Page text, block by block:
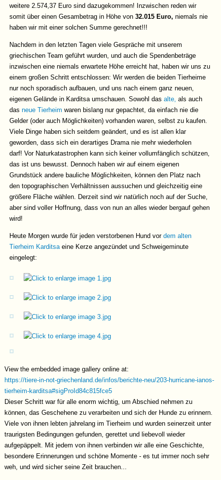
weitere 2.574,37 Euro sind dazugekommen! Inzwischen reden wir
somit über einen Gesambetrag in Höhe von32.015 Euro,niemals nie
haben wir mit einer solchen Summe gerechnet!!!
Nachdem in den letzten Tagen viele Gespräche mit unserem
griechischen Team geführt wurden, und auch die Spendenbeträge
inzwischen eine niemals erwartete Höhe erreicht hat, haben wir uns zu
einem großen Schritt entschlossen: Wir werden die beiden Tierheime
nur noch sporadisch aufbauen, und uns nach einem ganz neuen,
eigenen Gelände in Karditsa umschauen. Sowohl dasalte, als auch
dasneue Tierheim waren bislang nur gepachtet, da einfach nie die
Gelder (oder auch Möglichkeiten) vorhanden waren, selbst zu kaufen.
Viele Dinge haben sich seitdem geändert, und es ist allen klar
geworden, dass sich ein derartiges Drama nie mehr wiederholen
darf! Vor Naturkatastrophen kann sich keiner vollumfänglich schützen,
das ist uns bewusst. Dennoch haben wir auf einem eigenen
Grundstück andere bauliche Möglichkeiten, können den Platz nach
den topographischen Verhältnissen aussuchen und gleichzeitig eine
größere Fläche wählen. Derzeit sind wir natürlich noch auf der Suche,
aber sind voller Hoffnung, dass von nun an alles wieder bergauf gehen
wird!
Heute Morgen wurde für jeden verstorbenen Hund vordem alten
Tierheim Karditsaeine Kerze angezündet und Schweigeminute
eingelegt:
View the embedded image gallery online at:
https://tiere-in-not-griechenland.de/infos/berichte-neu/203-hurricane-ianos-
tierheim-karditsa#sigProId84c815fce5
Dieser Schritt war für alle enorm wichtig, um Abschied nehmen zu
können, das Geschehene zu verarbeiten und sich der Hunde zu erinnern.
Viele von ihnen lebten jahrelang im Tierheim und wurden seinerzeit unter
traurigsten Bedingungen gefunden, gerettet und liebevoll wieder
aufgepäppelt. Mit jedem von ihnen verbinden wir alle eine Geschichte,
besondere Erinnerungen und schöne Momente - es tut immer noch sehr
weh, und wird sicher seine Zeit brauchen...